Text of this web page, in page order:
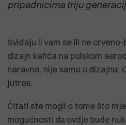
pripadnicima triju
Sviđaju li vam se ili ne
dizajn kafića na pulskom
naravno, nije samo u dizajnu.
jutros.
Čitati ste mogli o tome što
mogućnosti da ovdje bude